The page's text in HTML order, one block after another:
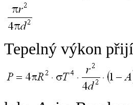
Tepelný výkon